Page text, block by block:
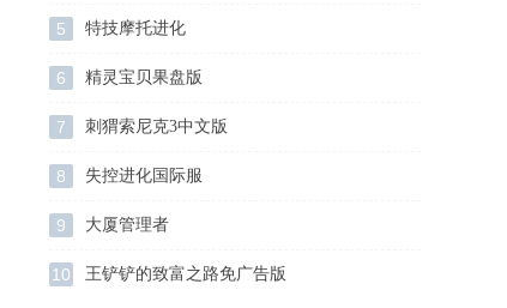
5 特技摩托进化
6 精灵宝贝果盘版
7 刺猬索尼克3中文版
8 失控进化国际服
9 大厦管理者
10 王铲铲的致富之路免广告版